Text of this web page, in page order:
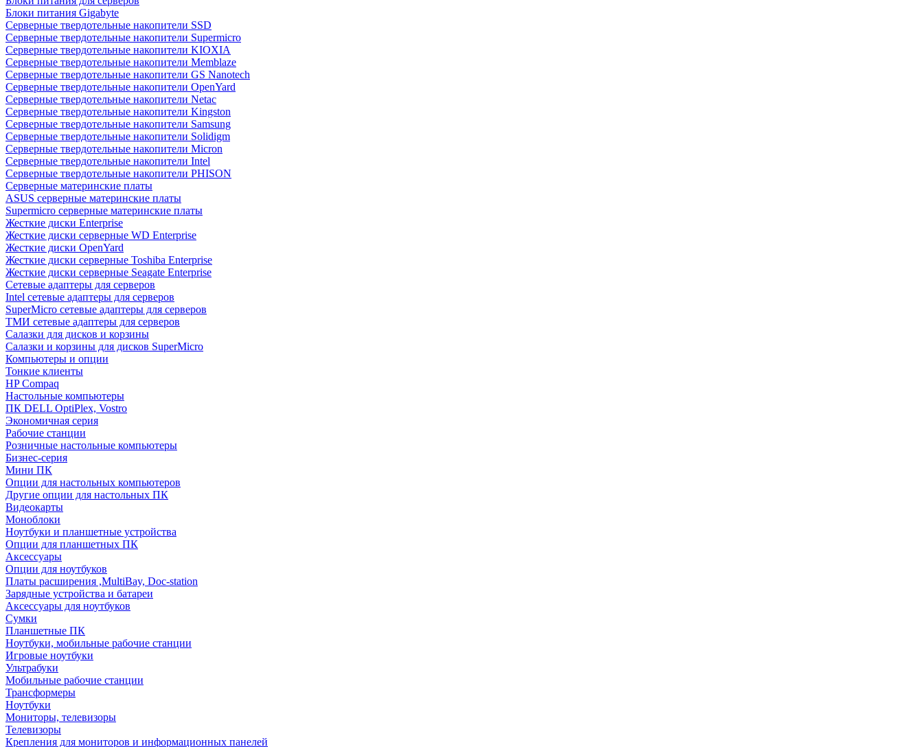
Блоки питания Gigabyte
Серверные твердотельные накопители SSD
Cерверные твердотельные накопители Supermicro
Cерверные твердотельные накопители KIOXIA
Cерверные твердотельные накопители Memblaze
Cерверные твердотельные накопители GS Nanotech
Серверные твердотельные накопители OpenYard
Серверные твердотельные накопители Netac
Cерверные твердотельные накопители Kingston
Cерверные твердотельные накопители Samsung
Cерверные твердотельные накопители Solidigm
Cерверные твердотельные накопители Micron
Cерверные твердотельные накопители Intel
Cерверные твердотельные накопители PHISON
Серверные материнские платы
ASUS серверные материнские платы
Supermicro серверные материнские платы
Жесткие диски Enterprise
Жесткие диски серверные WD Enterprise
Жесткие диски OpenYard
Жесткие диски серверные Toshiba Enterprise
Жесткие диски серверные Seagate Enterprise
Сетевые адаптеры для серверов
Intel сетевые адаптеры для серверов
SuperMicro сетевые адаптеры для серверов
ТМИ сетевые адаптеры для серверов
Салазки для дисков и корзины
Салазки и корзины для дисков SuperMicro
Компьютеры и опции
Тонкие клиенты
HP Compaq
Настольные компьютеры
ПК DELL OptiPlex, Vostro
Экономичная серия
Рабочие станции
Розничные настольные компьютеры
Бизнес-серия
Мини ПК
Опции для настольных компьютеров
Другие опции для настольных ПК
Видеокарты
Моноблоки
Ноутбуки и планшетные устройства
Опции для планшетных ПК
Аксессуары
Опции для ноутбуков
Платы расширения ,MultiBay, Doc-station
Зарядные устройства и батареи
Аксессуары для ноутбуков
Сумки
Планшетные ПК
Ноутбуки, мобильные рабочие станции
Игровые ноутбуки
Ультрабуки
Мобильные рабочие станции
Трансформеры
Ноутбуки
Мониторы, телевизоры
Телевизоры
Крепления для мониторов и информационных панелей